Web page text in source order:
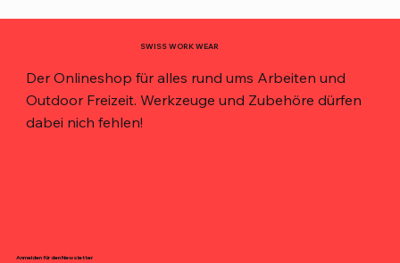
SWISS WORK WEAR
Der Onlineshop für alles rund ums Arbeiten und
Outdoor Freizeit. Werkzeuge und Zubehöre dürfen
dabei nich fehlen!
Anmelden für den Newsletter